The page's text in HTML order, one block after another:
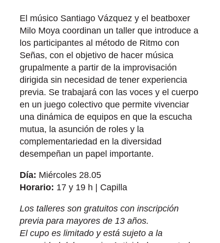
El músico Santiago Vázquez y el beatboxer
Milo Moya coordinan un taller que introduce a
los participantes al método de Ritmo con
Señas, con el objetivo de hacer música
grupalmente a partir de la improvisación
dirigida sin necesidad de tener experiencia
previa. Se trabajará con las voces y el cuerpo
en un juego colectivo que permite vivenciar
una dinámica de equipos en que la escucha
mutua, la asunción de roles y la
complementariedad en la diversidad
desempeñan un papel importante.
Día: Miércoles 28.05
Horario: 17 y 19 h | Capilla
Los talleres son gratuitos con inscripción
previa para mayores de 13 años.
El cupo es limitado y está sujeto a la